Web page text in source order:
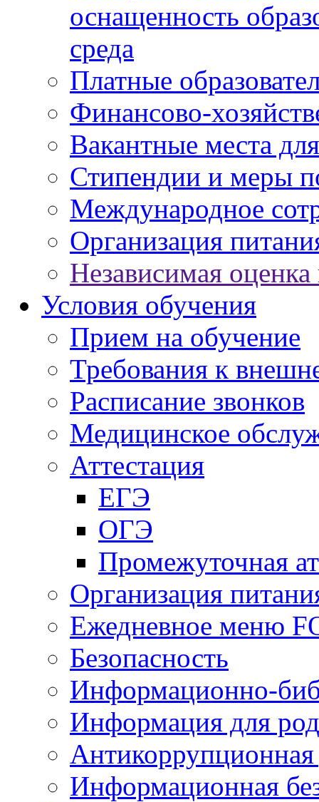
оснащенность
среда
Платные
Финансово-
Вакантные места
Стипендии и меры
Международное
Организация
Независимая оценка
Условия обучения
Прием на обучение
Требования к
Расписание звонков
Медицинское
Аттестация
ЕГЭ
ОГЭ
Промежуточная
Организация
Ежедневное меню
Безопасность
Информационно-
Информация для
Антикоррупционная
Информационная